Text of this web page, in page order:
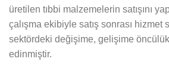
üretilen tıbbi malzemelerin satışını
çalışma ekibiyle satış sonrası hizmet
sektördeki değişime, gelişime
edinmiştir.